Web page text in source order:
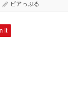
ビアっぷる
it